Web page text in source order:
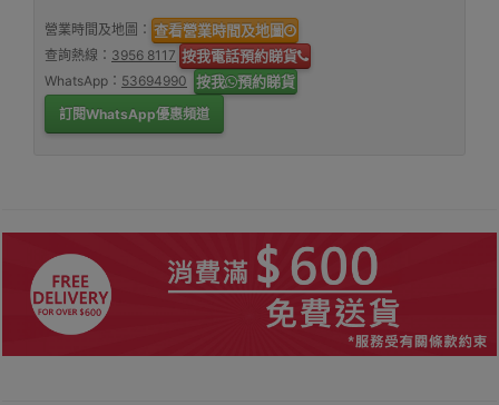
營業時間及地圖： 查看營業時間及地圖
查詢熱線： 3956 8117 按我電話預約睇貨
WhatsApp： 53694990 按我 預約睇貨
訂閱WhatsApp優惠頻道